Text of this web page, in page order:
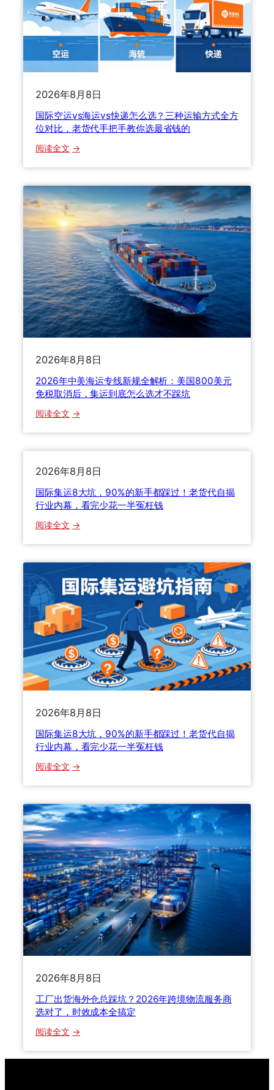
关
扣
了
怎
么
办
？
0
2
关
税
与
货
损
理
赔
全
流
程
详
2026年8月8日
国际空运vs海运vs快递怎么选？三种运输方式全方
位对比，老货代手把手教你选最省钱的
阅读全文 ：
空
运
v
s
海
运
v
s
快
递
怎
选
三
种
运
全
位
比
，
货
代
手
把
手
教
你
选
最
钱
2026年8月8日
2026年中美海运专线新规全解析：美国800美元
免税取消后，集运到底怎么选才不踩坑
阅读全文 ：
6
中
美
海
线
新
规
全
解
析
：
美
国
0
美
元
免
消
后
，
集
运
到
底
怎
么
选
才
踩
2026年8月8日
国际集运8大坑，90%的新手都踩过！老货代自揭
行业内幕，看完少花一半冤枉钱
阅读全文 ：
集
运
8
大
坑
，
9
0
%
的
新
都
踩
过
货
代
自
揭
行
业
内
幕
，
看
完
花
半
冤
枉
2026年8月8日
国际集运8大坑，90%的新手都踩过！老货代自揭
行业内幕，看完少花一半冤枉钱
阅读全文 ：
集
运
8
大
坑
，
9
0
%
的
新
都
过
！
老
代
2026年8月8日
工厂出货海外仓总踩坑？2026年跨境物流服务商
选对了，时效成本全搞定
阅读全文 ：
厂